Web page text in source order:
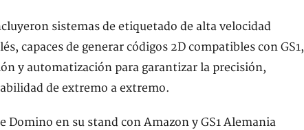
sistemas de etiquetado de alta velocidad
capaces de generar códigos 2D compatibles con GS1,
y automatización para garantizar la precisión,
de extremo a extremo.
Domino en su stand con Amazon y GS1 Alemania